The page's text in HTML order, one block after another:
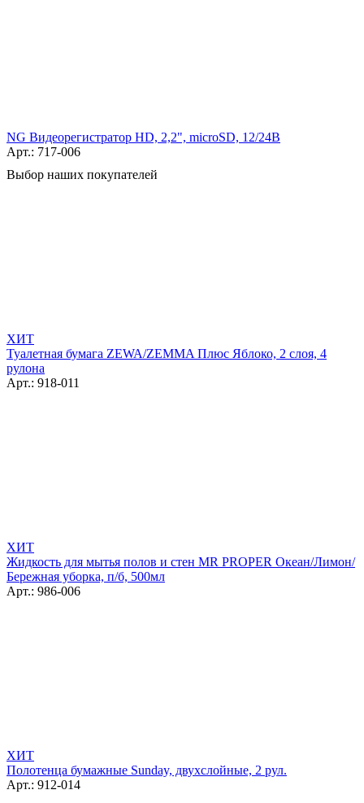
NG Видеорегистратор HD, 2,2", microSD, 12/24В
Арт.: 717-006
Выбор наших покупателей
ХИТ
Туалетная бумага ZEWA/ZEMMA Плюс Яблоко, 2 слоя, 4
рулона
Арт.: 918-011
ХИТ
Жидкость для мытья полов и стен MR PROPER Океан/Лимон/
Бережная уборка, п/б, 500мл
Арт.: 986-006
ХИТ
Полотенца бумажные Sunday, двухслойные, 2 рул.
Арт.: 912-014